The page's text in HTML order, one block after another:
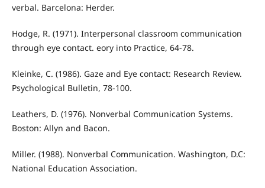
verbal. Barcelona: Herder.
Hodge, R. (1971). Interpersonal classroom communication
through eye contact. eory into Practice, 64-78.
Kleinke, C. (1986). Gaze and Eye contact: Research Review.
Psychological Bulletin, 78-100.
Leathers, D. (1976). Nonverbal Communication Systems.
Boston: Allyn and Bacon.
Miller. (1988). Nonverbal Communication. Washington, D.C:
National Education Association.